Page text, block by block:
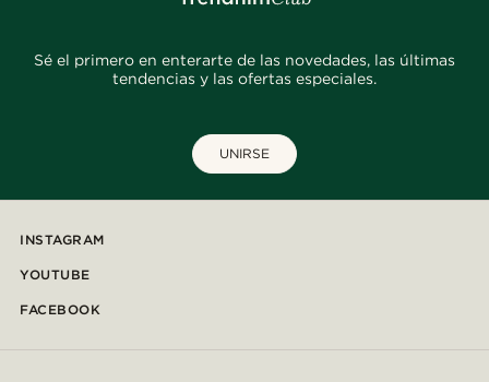
Sé el primero en enterarte de las novedades, las últimas
tendencias y las ofertas especiales.
UNIRSE
INSTAGRAM
YOUTUBE
FACEBOOK